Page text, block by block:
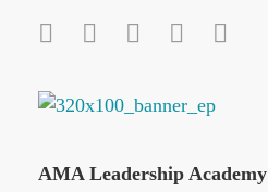
AMA Leadership Academy